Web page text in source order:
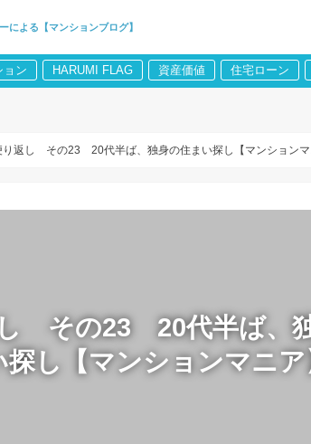
による【マンションブログ】
ョン HARUMI FLAG 資産価値 住宅ローン
り返し その23 20代半ば、独身の住まい探し【マンションマ
その23 20代半ば、
探し【マンションマニア